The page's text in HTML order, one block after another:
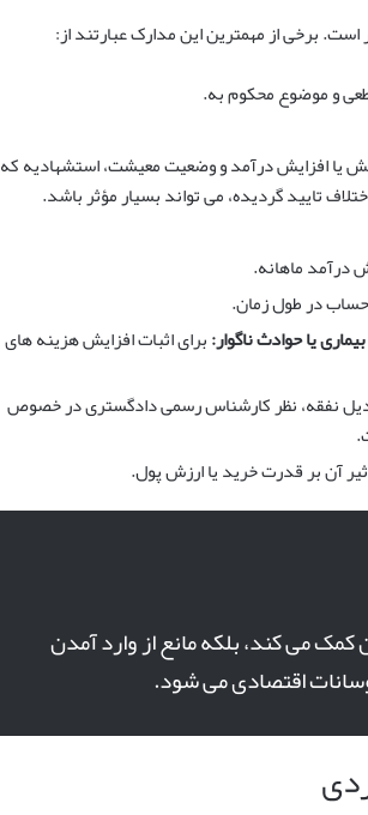
برخی از مهمترین این مدارک عبارتند از:
و موضوع محکوم به.
یا افزایش درآمد و وضعیت معیشت، استشهادیه که
تایید گردیده، می تواند بسیار مؤثر باشد.
درآمد ماهانه.
در طول زمان.
یا حوادث ناگوار:برای اثبات افزایش هزینه های
نفقه، نظر کارشناس رسمی دادگستری در خصوص
آن بر قدرت خرید یا ارزش پول.
می کند، بلکه مانع از وارد آمدن
اقتصادی می شود.